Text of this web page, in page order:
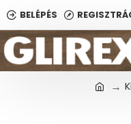
BELÉPÉS